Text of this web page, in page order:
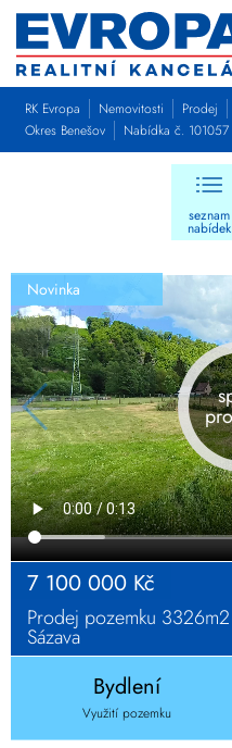
RK Evropa Nemovitosti Prodej
Okres Benešov
Nabídka č. 101057
seznam
nabídek
Novinka
7 100 000 Kč
Prodej pozemku
Sázava
Bydlení
Využití pozemku